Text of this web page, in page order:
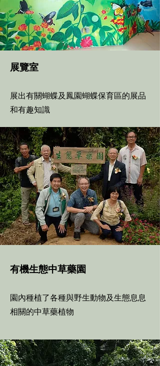
展覽室
展出有關蝴蝶及鳳園蝴蝶保育區的展品
和有趣知識
有機生態中草藥園
園內種植了各種與野生動物及生態息息
相關的中草藥植物